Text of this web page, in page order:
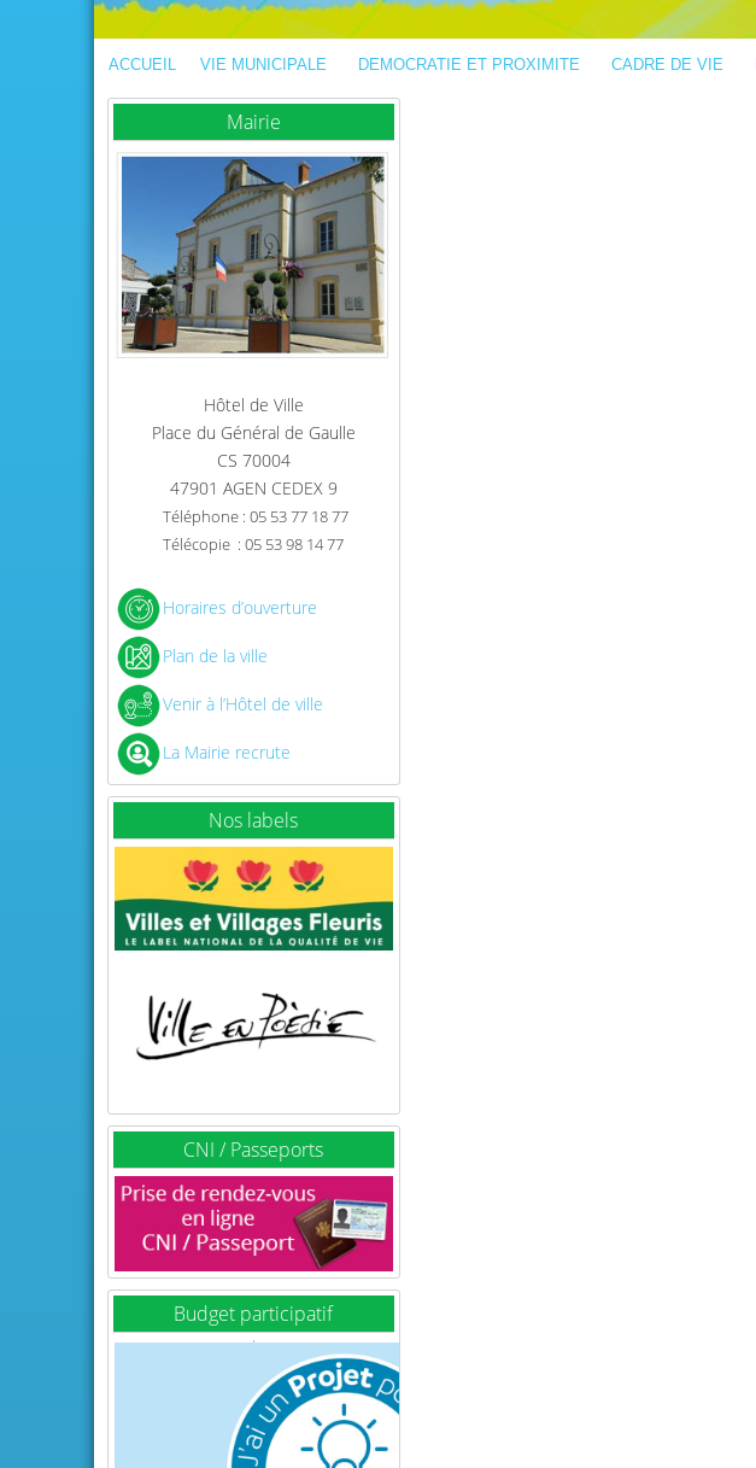
ACCUEIL VIE MUNICIPALE DEMOCRATIE ET PROXIMITE CADRE DE VIE
Mairie
Hôtel de Ville
Place du Général de Gaulle
CS 70004
47901 AGEN CEDEX 9
Téléphone : 05 53 77 18 77
Télécopie : 05 53 98 14 77
Horaires d’ouverture
Plan de la ville
Venir à l’Hôtel de ville
La Mairie recrute
Nos labels
CNI / Passeports
Budget participatif